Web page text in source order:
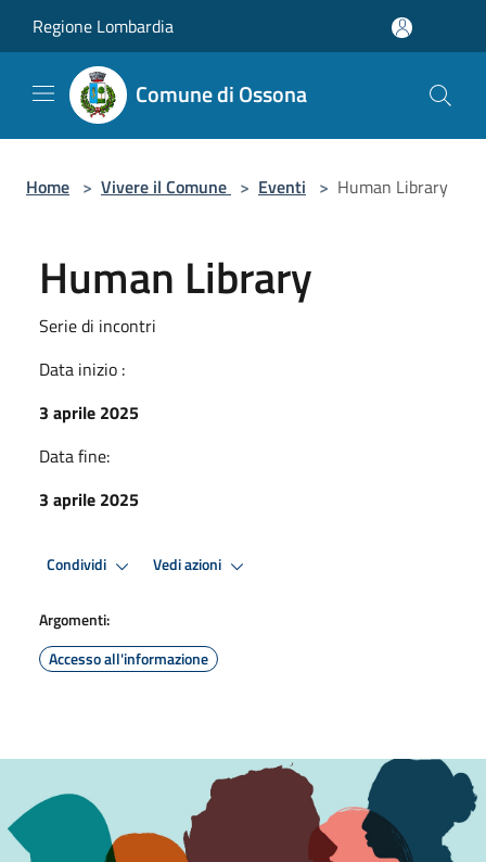
Regione Lombardia
Comune di Ossona
Home > Vivere il Comune > Eventi > Human Library
Human Library
Serie di incontri
Data inizio :
3 aprile 2025
Data fine:
3 aprile 2025
Condividi Vedi azioni
Argomenti:
Accesso all'informazione